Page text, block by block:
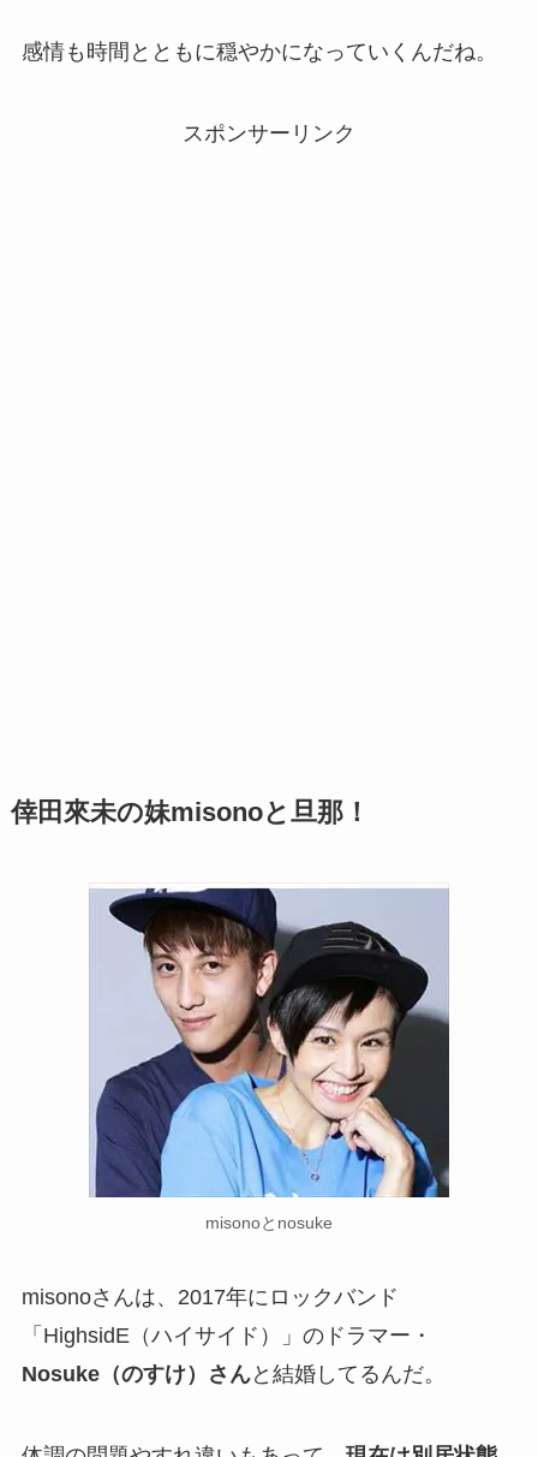
感情も時間とともに穏やかになっていくんだね。
スポンサーリンク
倖田來未の妹misonoと旦那！
misonoとnosuke
misonoさんは、2017年にロックバンド
「HighsidE（ハイサイド）」のドラマー・
Nosuke（のすけ）さんと結婚してるんだ。